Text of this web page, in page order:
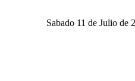
Sabado 11 de Julio de